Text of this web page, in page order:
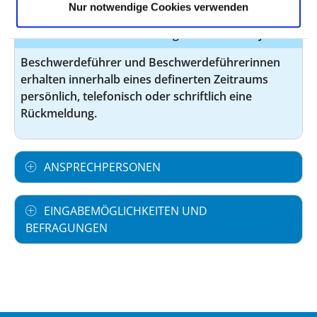
Nur notwendige Cookies verwenden
Beschwerdeführer und Beschwerdeführerinnen
erhalten innerhalb eines definerten Zeitraums
persönlich, telefonisch oder schriftlich eine
Rückmeldung.
ANSPRECHPERSONEN
EINGABEMÖGLICHKEITEN UND
BEFRAGUNGEN